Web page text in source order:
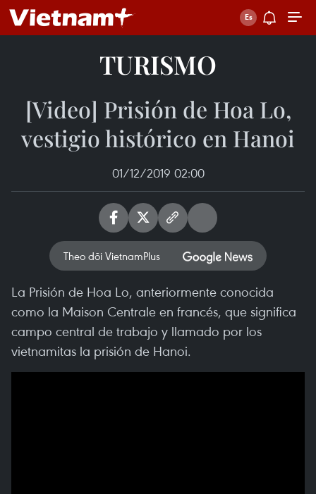
TURISMO
[Video] Prisión de Hoa Lo,
vestigio histórico en Hanoi
01/12/2019 02:00
Theo dõi VietnamPlus
La Prisión de Hoa Lo, anteriormente conocida
como la Maison Centrale en francés, que significa
campo central de trabajo y llamado por los
vietnamitas la prisión de Hanoi.